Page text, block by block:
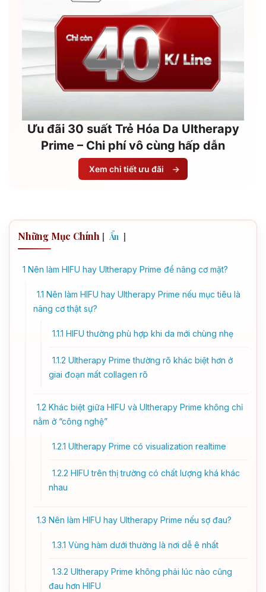
Ưu đãi 30 suất Trẻ Hóa Da Ultherapy
Prime – Chi phí vô cùng hấp dẫn
Xem chi tiết ưu đãi →
Những Mục Chính [ Ẩn ]
1 Nên làm HIFU hay Ultherapy Prime để nâng cơ mặt?
1.1 Nên làm HIFU hay Ultherapy Prime nếu mục tiêu là
nâng cơ thật sự?
1.1.1 HIFU thường phù hợp khi da mới chùng nhẹ
1.1.2 Ultherapy Prime thường rõ khác biệt hơn ở
giai đoạn mất collagen rõ
1.2 Khác biệt giữa HIFU và Ultherapy Prime không chỉ
nằm ở “công nghệ”
1.2.1 Ultherapy Prime có visualization realtime
1.2.2 HIFU trên thị trường có chất lượng khá khác
nhau
1.3 Nên làm HIFU hay Ultherapy Prime nếu sợ đau?
1.3.1 Vùng hàm dưới thường là nơi dễ ê nhất
1.3.2 Ultherapy Prime không phải lúc nào cũng
đau hơn HIFU